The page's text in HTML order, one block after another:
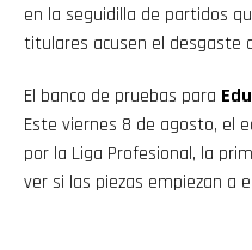
en la seguidilla de partidos
titulares acusen el desgaste
El banco de pruebas para
Este viernes 8 de agosto, el
por la Liga Profesional, la
ver si las piezas empiezan a